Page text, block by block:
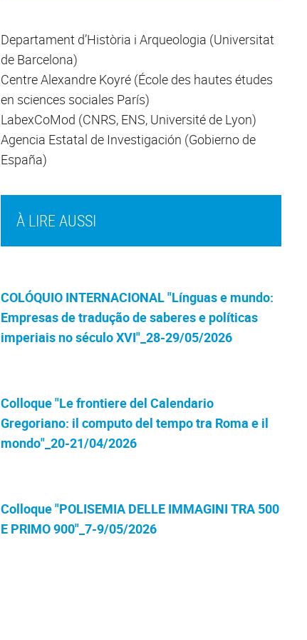
À LIRE AUSSI
COLÓQUIO INTERNACIONAL "Línguas e mundo:
Empresas de tradução de saberes e políticas
imperiais no século XVI"_28-29/05/2026
Colloque "Le frontiere del Calendario
Gregoriano: il computo del tempo tra Roma e il
mondo"_20-21/04/2026
Colloque "POLISEMIA DELLE IMMAGINI TRA 500
E PRIMO 900"_7-9/05/2026
Departament d’Història i Arqueologia (Universitat
de Barcelona)
Centre Alexandre Koyré (École des hautes études
en sciences sociales París)
LabexCoMod (CNRS, ENS, Université de Lyon)
Agencia Estatal de Investigación (Gobierno de
España)